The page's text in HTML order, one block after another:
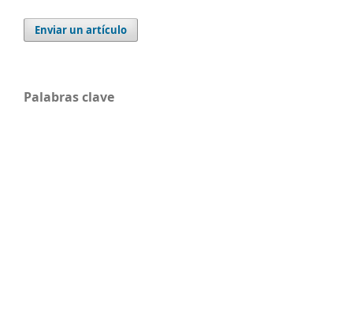
Enviar un artículo
Palabras clave